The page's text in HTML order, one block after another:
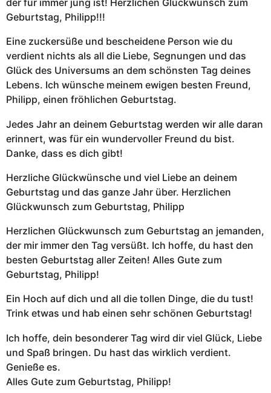
der für immer jung ist! Herzlichen Glückwunsch zum
Geburtstag, Philipp!!!
Eine zuckersüße und bescheidene Person wie du
verdient nichts als all die Liebe, Segnungen und das
Glück des Universums an dem schönsten Tag deines
Lebens. Ich wünsche meinem ewigen besten Freund,
Philipp, einen fröhlichen Geburtstag.
Jedes Jahr an deinem Geburtstag werden wir alle daran
erinnert, was für ein wundervoller Freund du bist.
Danke, dass es dich gibt!
Herzliche Glückwünsche und viel Liebe an deinem
Geburtstag und das ganze Jahr über. Herzlichen
Glückwunsch zum Geburtstag, Philipp
Herzlichen Glückwunsch zum Geburtstag an jemanden,
der mir immer den Tag versüßt. Ich hoffe, du hast den
besten Geburtstag aller Zeiten! Alles Gute zum
Geburtstag, Philipp!
Ein Hoch auf dich und all die tollen Dinge, die du tust!
Trink etwas und hab einen sehr schönen Geburtstag!
Ich hoffe, dein besonderer Tag wird dir viel Glück, Liebe
und Spaß bringen. Du hast das wirklich verdient.
Genieße es.
Alles Gute zum Geburtstag, Philipp!